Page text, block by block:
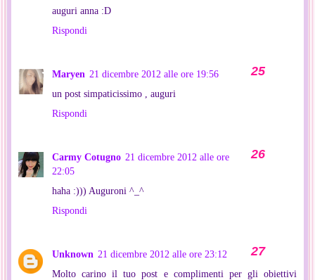
auguri anna :D
Rispondi
Maryen 21 dicembre 2012 alle ore 19:56
un post simpaticissimo , auguri
Rispondi
Carmy Cotugno 21 dicembre 2012 alle ore
22:05
haha :))) Auguroni ^_^
Rispondi
Unknown 21 dicembre 2012 alle ore 23:12
Molto carino il tuo post e complimenti per gli obiettivi